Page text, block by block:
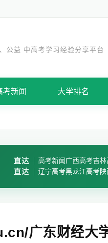
公益 中高考学习经验分享平台
考新闻 大学排名
直达 高考新闻广西高考吉
直达 辽宁高考黑龙江高考
广东财经大